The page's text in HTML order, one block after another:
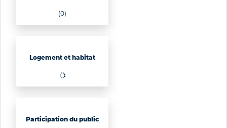
(0)
Logement et habitat
Participation du public